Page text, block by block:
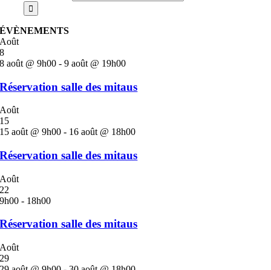
ÉVÈNEMENTS
Août
8
8 août @ 9h00 -9 août @ 19h00
Réservation salle des mitaus
Août
15
15 août @ 9h00 - 16 août @ 18h00
Réservation salle des mitaus
Août
22
9h00 - 18h00
Réservation salle des mitaus
Août
29